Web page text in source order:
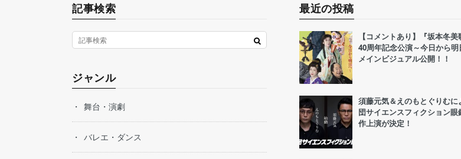
記事検索
ジャンル
舞台・演劇
バレエ・ダンス
最近の投稿
【コメントあり】『坂本冬
40周年記念公演～今日から明
メインビジュアル公開！！
須藤元気＆えのもとぐりむに
団サイエンスフィクション眼
作上演が決定！